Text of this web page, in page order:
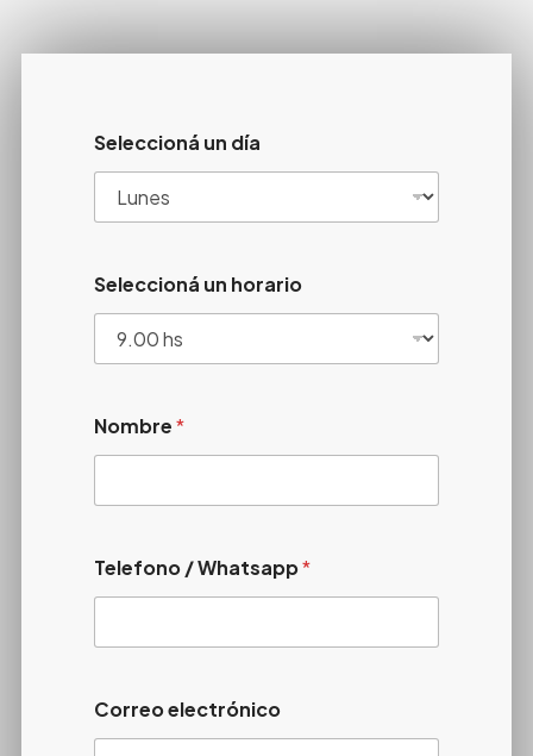
Seleccioná un día
Seleccioná un horario
Nombre*
Telefono / Whatsapp*
Correo electrónico